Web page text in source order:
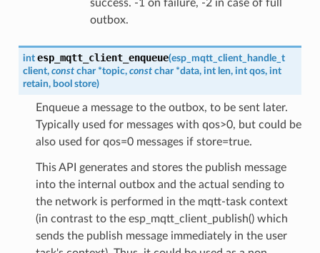
success. -1 on failure, -2 in case of full
outbox.
int esp_mqtt_client_enqueue(esp_mqtt_client_handle_t
client, const char *topic, const char *data, int len, int qos, int
retain, bool store)
Enqueue a message to the outbox, to be sent later.
Typically used for messages with qos>0, but could be
also used for qos=0 messages if store=true.
This API generates and stores the publish message
into the internal outbox and the actual sending to
the network is performed in the mqtt-task context
(in contrast to the esp_mqtt_client_publish() which
sends the publish message immediately in the user